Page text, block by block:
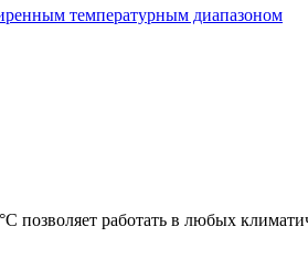
температурным диапазоном
позволяет работать в любых